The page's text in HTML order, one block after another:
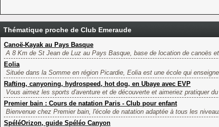
Thématique proche de Club Emeraude
Canoë-Kayak au Pays Basque
A 8 Km de St Jean de Luz au Pays Basque, base de location de canoës
Eolia
Située dans la Somme en région Picardie, Eolia est une école qui
Rafting, canyoning, hydrospeed, hot dog, en Ubaye avec EVP
Vous aimez les sports d'aventure et de découverte et aimeriez pratiquer
Premier bain : Cours de natation Paris - Club pour enfant
Bienvenue chez Premier bain, l'école de natation adaptée à tous les
SpéléOrizon, guide Spéléo Canyon